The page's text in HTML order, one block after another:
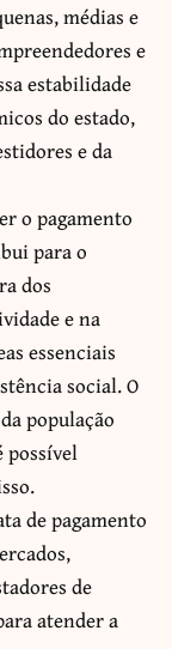
médias e
e
estabilidade
do estado,
e da
o pagamento
para o
dos
e na
essenciais
social. O
população
possível
de pagamento
de
atender a